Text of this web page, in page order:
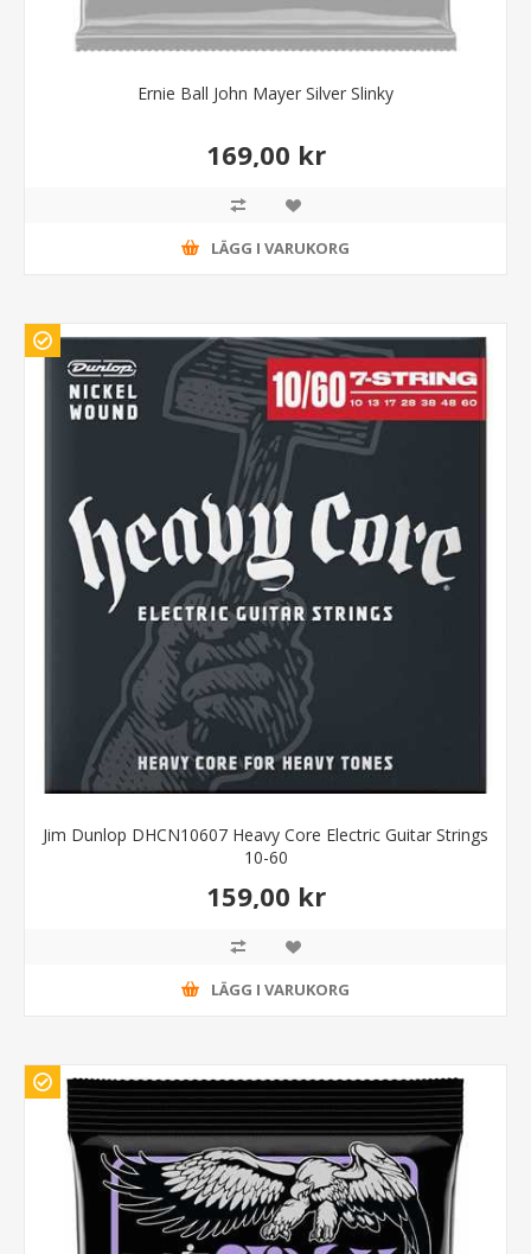
Ernie Ball John Mayer Silver Slinky
169,00 kr
LÄGG I VARUKORG
Jim Dunlop DHCN10607 Heavy Core Electric Guitar Strings
10-60
159,00 kr
LÄGG I VARUKORG